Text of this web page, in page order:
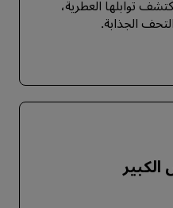
توابلها العطرية،
الجذابة.